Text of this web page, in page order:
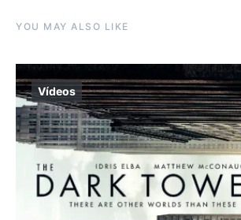
YOU MAY ALSO LIKE
Vídeos